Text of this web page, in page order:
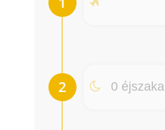
0 éjszaka